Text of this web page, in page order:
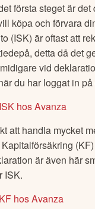
första steget är
köpa och förvara
(ISK) är oftast att
detta då det
vid
du har loggat in på
hos Avanza
att handla mycket
är även här
ISK.
hos Avanza